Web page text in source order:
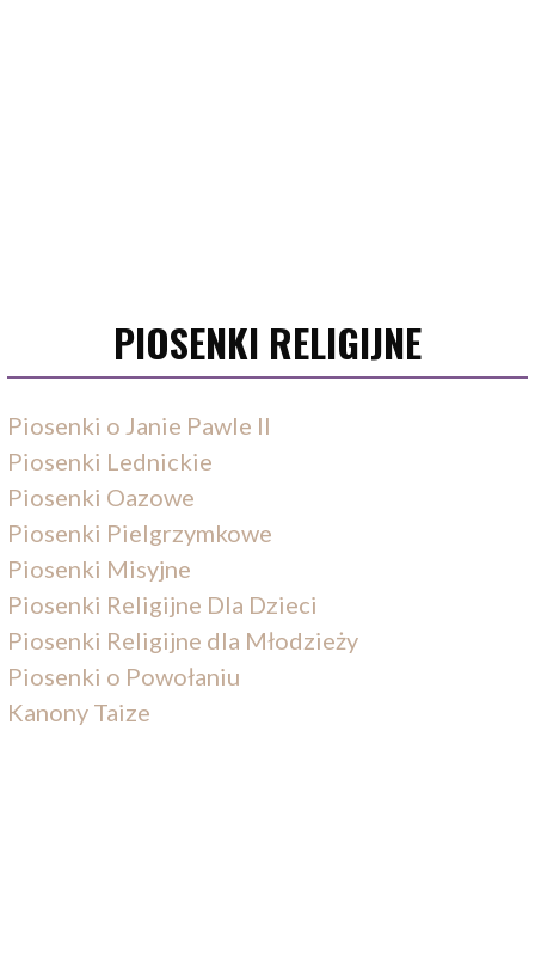
PIOSENKI RELIGIJNE
Piosenki o Janie Pawle II
Piosenki Lednickie
Piosenki Oazowe
Piosenki Pielgrzymkowe
Piosenki Misyjne
Piosenki Religijne Dla Dzieci
Piosenki Religijne dla Młodzieży
Piosenki o Powołaniu
Kanony Taize